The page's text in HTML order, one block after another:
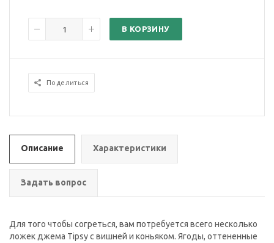
В КОРЗИНУ
Поделиться
Описание Характеристики
Задать вопрос
Для того чтобы согреться, вам потребуется всего несколько
ложек джема Tipsy с вишней и коньяком. Ягоды, оттененные